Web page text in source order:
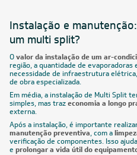
Instalação e
um multi split?
Ovalor da instalação de um ar-
região, a quantidade de evaporadoras
necessidade de infraestrutura
de obra especializada.
Em média, a instalação de Multi Split
simples, mas trazeconomia a longo
externa.
Após a instalação, é importante
manutenção preventiva, com a
verificação de componentes. Isso
e prolongar a vida útil do